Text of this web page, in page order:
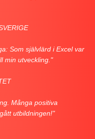
Som självlärd i Excel var
min utveckling."
Många positiva
utbildningen!"